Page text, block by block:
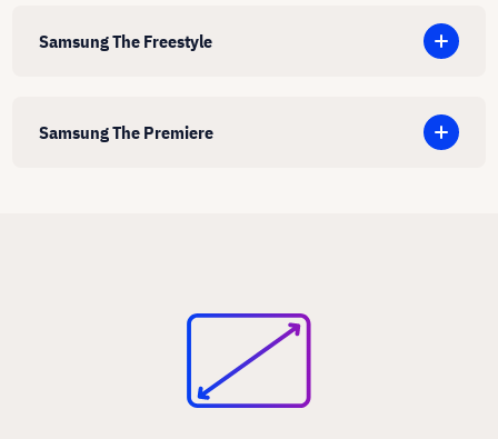
Samsung The Freestyle
Samsung The Premiere